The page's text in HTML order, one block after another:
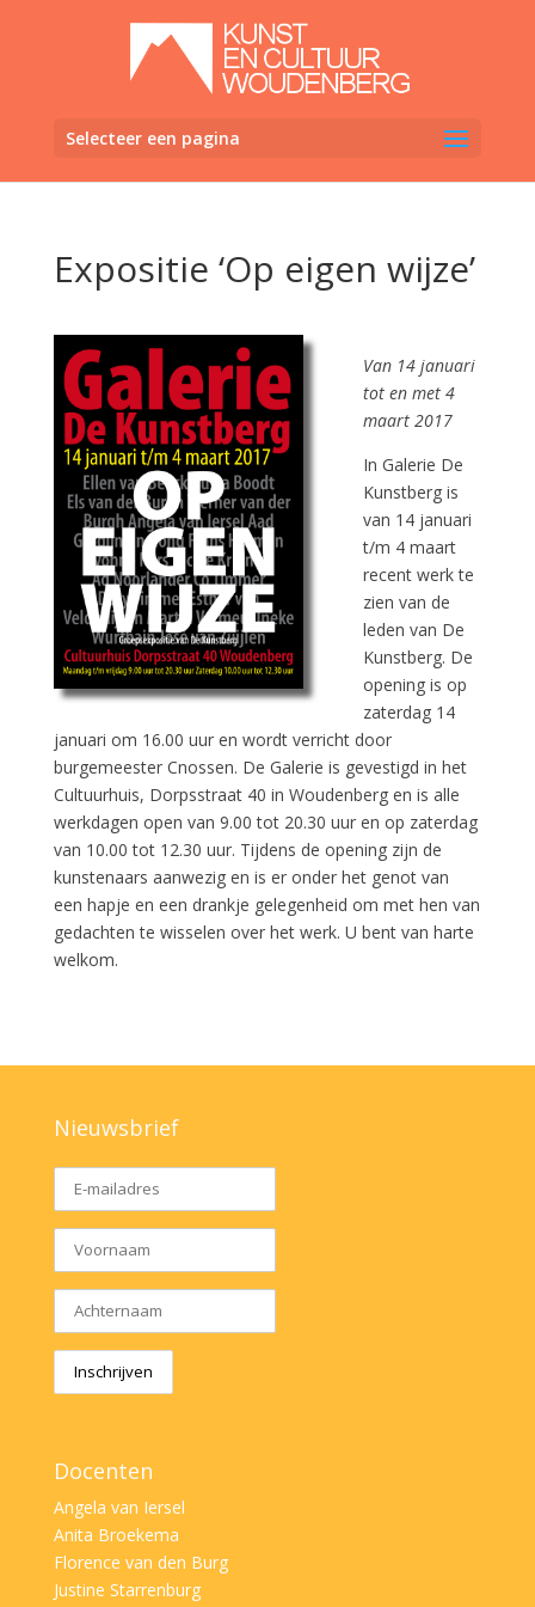
Selecteer een pagina
Expositie ‘Op eigen wijze’
Van 14 januari
tot en met 4
maart 2017
In Galerie De
Kunstberg is
van 14 januari
t/m 4 maart
recent werk te
zien van de
leden van De
Kunstberg. De
opening is op
zaterdag 14
januari om 16.00 uur en wordt verricht door
burgemeester Cnossen. De Galerie is gevestigd in het
Cultuurhuis, Dorpsstraat 40 in Woudenberg en is alle
werkdagen open van 9.00 tot 20.30 uur en op zaterdag
van 10.00 tot 12.30 uur. Tijdens de opening zijn de
kunstenaars aanwezig en is er onder het genot van
een hapje en een drankje gelegenheid om met hen van
gedachten te wisselen over het werk. U bent van harte
welkom.
Nieuwsbrief
Docenten
Angela van Iersel
Anita Broekema
Florence van den Burg
Justine Starrenburg